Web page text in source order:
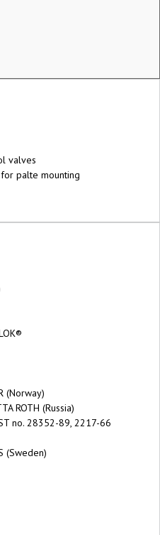
valves
palte mounting
(Norway)
ROTH (Russia)
no. 28352-89, 2217-66
(Sweden)